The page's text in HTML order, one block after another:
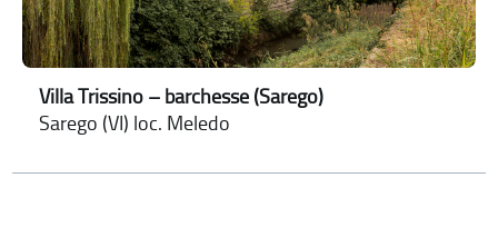
Villa Trissino – barchesse (Sarego)
Sarego (VI) loc. Meledo